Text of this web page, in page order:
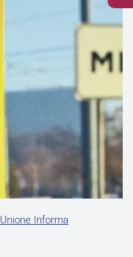
Unione Informa